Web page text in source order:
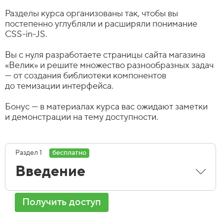
Разделы курса организованы так, чтобы вы
постепенно углубляли и расширяли понимание
CSS-in-JS.
Вы с нуля разработаете страницы сайта магазина
«Велик» и решите множество разнообразных задач
— от создания библиотеки компонентов
до темизации интерфейса.
Бонус — в материалах курса вас ожидают заметки
и демонстрации на тему доступности.
Раздел 1 бесплатно
Введение
Получить доступ